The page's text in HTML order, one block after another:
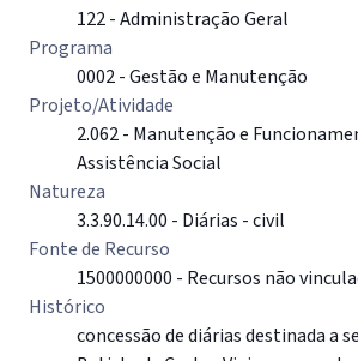
122 - Administração Geral
Programa
0002 - Gestão e Manutenção
Projeto/Atividade
2.062 - Manutenção e
Assistência Social
Natureza
3.3.90.14.00 - Diárias - civil
Fonte de Recurso
1500000000 - Recursos não
Histórico
concessão de diárias destinada a